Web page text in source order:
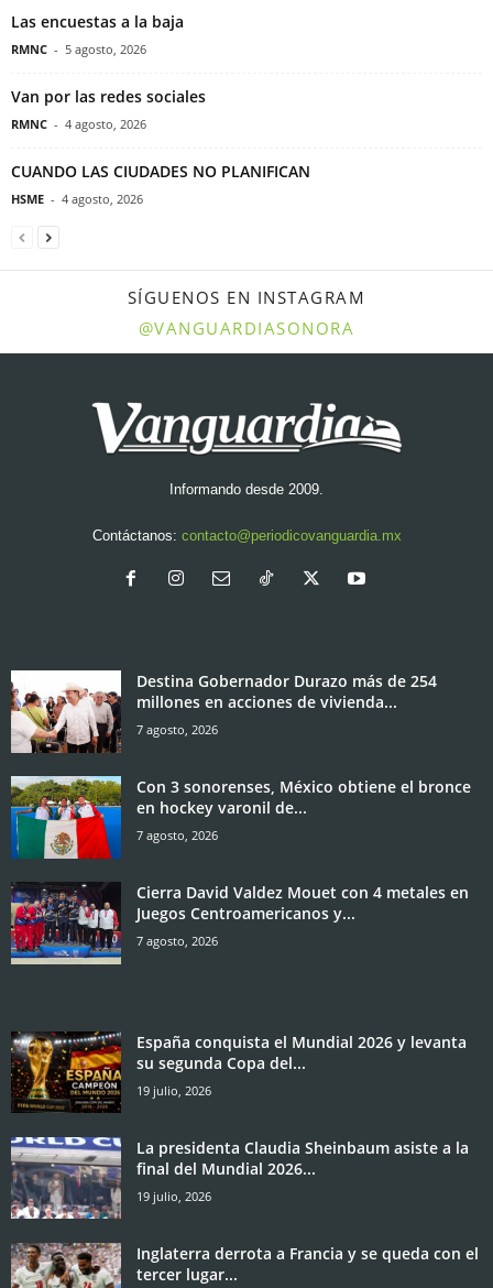
Las encuestas a la baja
RMNC - 5 agosto, 2026
Van por las redes sociales
RMNC - 4 agosto, 2026
CUANDO LAS CIUDADES NO PLANIFICAN
HSME - 4 agosto, 2026
SÍGUENOS EN INSTAGRAM
@VANGUARDIASONORA
Informando desde 2009.
Contáctanos: contacto@periodicovanguardia.mx
Destina Gobernador Durazo más de 254
millones en acciones de vivienda...
7 agosto, 2026
Con 3 sonorenses, México obtiene el bronce
en hockey varonil de...
7 agosto, 2026
Cierra David Valdez Mouet con 4 metales en
Juegos Centroamericanos y...
7 agosto, 2026
España conquista el Mundial 2026 y levanta
su segunda Copa del...
19 julio, 2026
La presidenta Claudia Sheinbaum asiste a la
final del Mundial 2026...
19 julio, 2026
Inglaterra derrota a Francia y se queda con el
tercer lugar...